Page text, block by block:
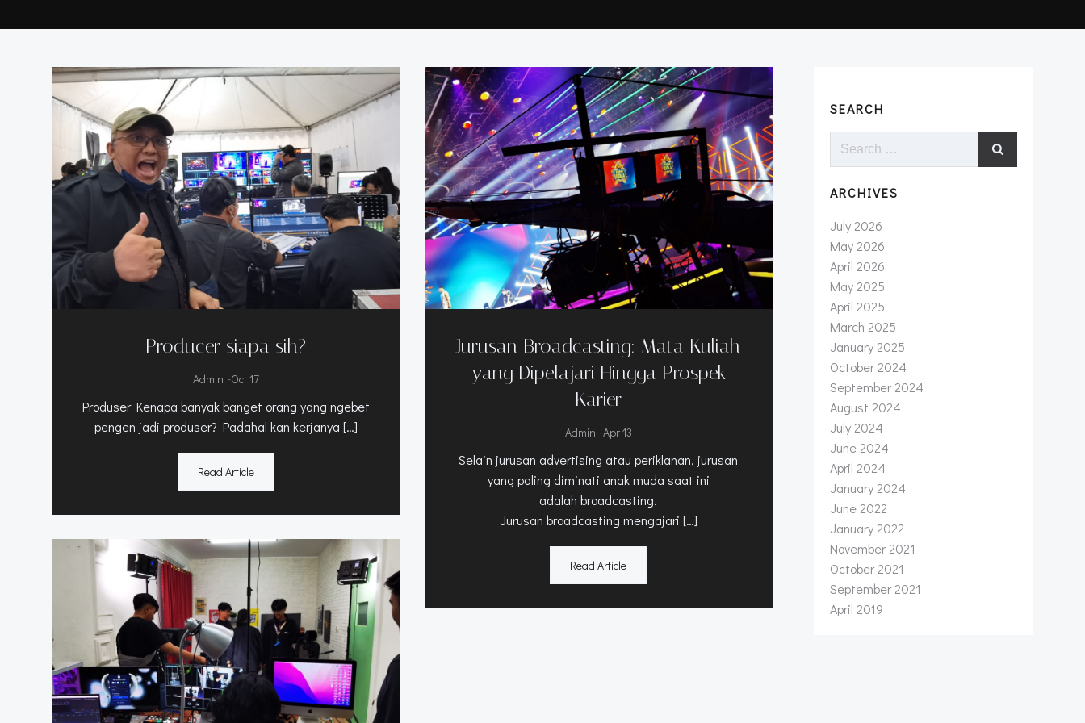
Producer siapa sih?
Admin -Oct 17
Produser Kenapa banyak banget orang yang ngebet
pengen jadi produser? Padahal kan kerjanya […]
Read Article
Jurusan Broadcasting: Mata Kuliah
yang Dipelajari Hingga Prospek
Karier
Admin -Apr 13
Selain jurusan advertising atau periklanan, jurusan
yang paling diminati anak muda saat ini
adalah broadcasting.
Jurusan broadcasting mengajari […]
Read Article
SEARCH
Search
ARCHIVES
July 2026
May 2026
April 2026
May 2025
April 2025
March 2025
January 2025
October 2024
September 2024
August 2024
July 2024
June 2024
April 2024
January 2024
June 2022
January 2022
November 2021
October 2021
September 2021
April 2019